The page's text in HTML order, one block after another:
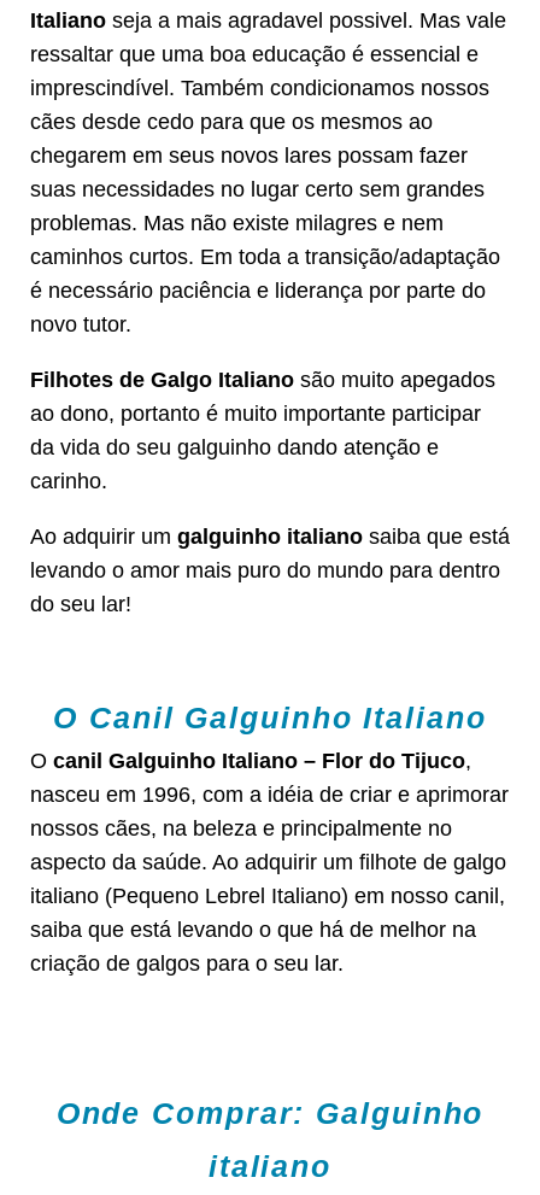
Italiano seja a mais agradavel possivel. Mas vale
ressaltar que uma boa educação é essencial e
imprescindível. Também condicionamos nossos
cães desde cedo para que os mesmos ao
chegarem em seus novos lares possam fazer
suas necessidades no lugar certo sem grandes
problemas. Mas não existe milagres e nem
caminhos curtos. Em toda a transição/adaptação
é necessário paciência e liderança por parte do
novo tutor.
Filhotes de Galgo Italiano são muito apegados
ao dono, portanto é muito importante participar
da vida do seu galguinho dando atenção e
carinho.
Ao adquirir um galguinho italiano saiba que está
levando o amor mais puro do mundo para dentro
do seu lar!
O Canil Galguinho Italiano
O canil Galguinho Italiano – Flor do Tijuco,
nasceu em 1996, com a idéia de criar e aprimorar
nossos cães, na beleza e principalmente no
aspecto da saúde. Ao adquirir um filhote de galgo
italiano (Pequeno Lebrel Italiano) em nosso canil,
saiba que está levando o que há de melhor na
criação de galgos para o seu lar.
Onde Comprar: Galguinho
italiano